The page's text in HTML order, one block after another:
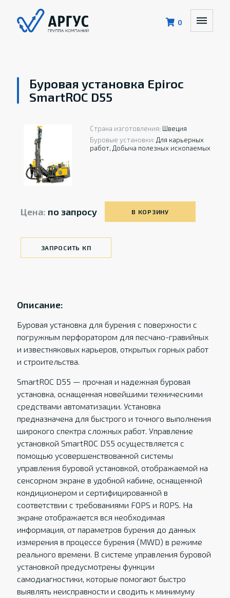
0
Буровая установка Epiroc
SmartROC D55
Страна изготовления: Швеция
Буровые установки: Для карьерных
работ, Добыча полезных ископаемых
Цена: по запросу В КОРЗИНУ
ЗАПРОСИТЬ КП
Описание:
Буровая установка для бурения с поверхности с
погружным перфоратором для песчано-гравийных
и известняковых карьеров, открытых горных работ
и строительства.
SmartROC D55 — прочная и надежная буровая
установка, оснащенная новейшими техническими
средствами автоматизации. Установка
предназначена для быстрого и точного выполнения
широкого спектра сложных работ. Управление
установкой SmartROC D55 осуществляется с
помощью усовершенствованной системы
управления буровой установкой, отображаемой на
сенсорном экране в удобной кабине, оснащенной
кондиционером и сертифицированной в
соответствии с требованиями FOPS и ROPS. На
экране отображается вся необходимая
информация, от параметров бурения до данных
измерения в процессе бурения (MWD) в режиме
реального времени. В системе управления буровой
установкой предусмотрены функции
самодиагностики, которые помогают быстро
выявлять неисправности и сводить к минимуму